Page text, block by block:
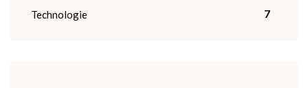
Technologie 7